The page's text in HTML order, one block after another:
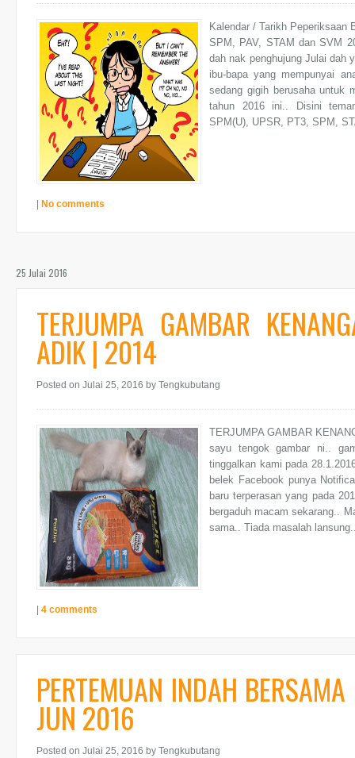
Kalendar / Tarikh Peperiksaan
SPM, PAV, STAM dan SVM
dah nak penghujung Julai dah
ibu-bapa yang mempunyai
sedang gigih berusaha untuk
tahun 2016 ini.. Disini
SPM(U), UPSR, PT3, SPM,
No comments
25 Julai 2016
TERJUMPA GAMBAR
ADIK | 2014
Posted on Julai 25, 2016 by Tengkubutang
TERJUMPA GAMBAR
sayu tengok gambar ni..
tinggalkan kami pada
belek Facebook punya
baru terperasan yang pada
bergaduh macam sekarang..
sama.. Tiada masalah
4 comments
PERTEMUAN INDAH
JUN 2016
Posted on Julai 25, 2016 by Tengkubutang